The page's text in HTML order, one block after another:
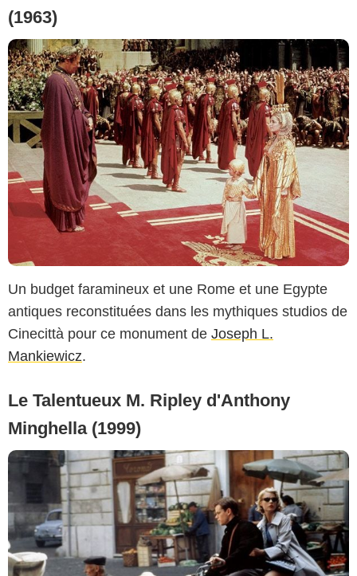
(1963)
Un budget faramineux et une Rome et une Egypte
antiques reconstituées dans les mythiques studios de
Cinecittà pour ce monument de Joseph L.
Mankiewicz.
Le Talentueux M. Ripley d'Anthony
Minghella (1999)